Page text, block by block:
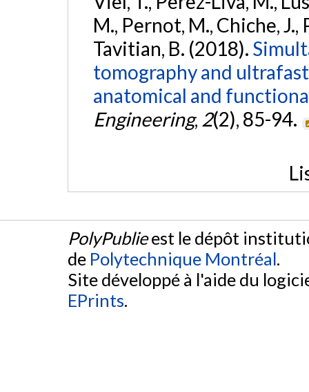
M., Pernot, M., Chiche, J.,
Tavitian, B. (2018).
tomography and
anatomical and
Engineering, 2(2), 85-94.
PolyPublieest le dépôt
de Polytechnique Montréal.
Site développé à l'aide du
EPrints.